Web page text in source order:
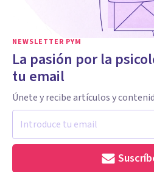
NEWSLETTER PYM
La pasión por la
tu email
Únete y recibe artículos y